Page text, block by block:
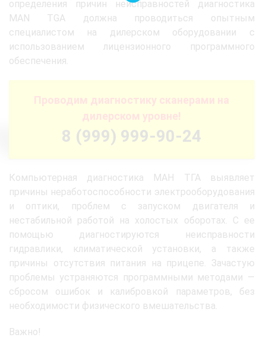
определения причин неисправностей диагностика
MAN TGA должна проводиться опытным
специалистом на дилерском оборудовании с
использованием лицензионного программного
обеспечения.
Проводим диагностику сканерами на
дилерском уровне!
8 (999) 999-90-24
Компьютерная диагностика МАН ТГА выявляет
причины неработоспособности электрооборудования
и оптики, проблем с запуском двигателя и
нестабильной работой на холостых оборотах. С ее
помощью диагностируются неисправности
гидравлики, климатической установки, а также
причины отсутствия питания на прицепе. Зачастую
проблемы устраняются программными методами —
сбросом ошибок и калибровкой параметров, без
необходимости физического вмешательства.
Важно!